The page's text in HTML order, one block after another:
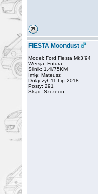
FIESTA Moondust
Model: Ford Fiesta Mk3`94
Wersja: Futura
Silnik: 1.4i/75KM
Imię: Mateusz
Dołączył: 11 Lip 2018
Posty: 291
Skąd: Szczecin